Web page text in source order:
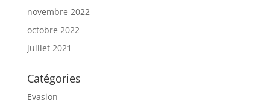
novembre 2022
octobre 2022
juillet 2021
Catégories
Evasion